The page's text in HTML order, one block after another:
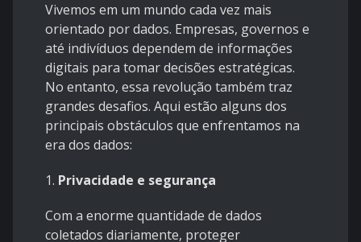
Vivemos em um mundo cada vez mais
orientado por dados. Empresas, governos e
até indivíduos dependem de informações
digitais para tomar decisões estratégicas.
No entanto, essa revolução também traz
grandes desafios. Aqui estão alguns dos
principais obstáculos que enfrentamos na
era dos dados:
1. Privacidade e segurança
Com a enorme quantidade de dados
coletados diariamente, proteger